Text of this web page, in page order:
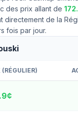
des prix allant de
directement de la
fois par jour.
(RÉGULIER)
¢